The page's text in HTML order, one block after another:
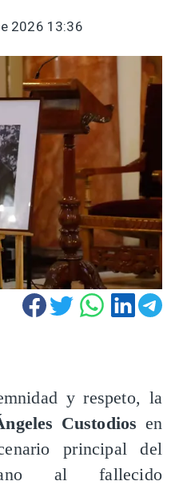
2026 13:36
y respeto, la
Custodios en
principal del
al fallecido